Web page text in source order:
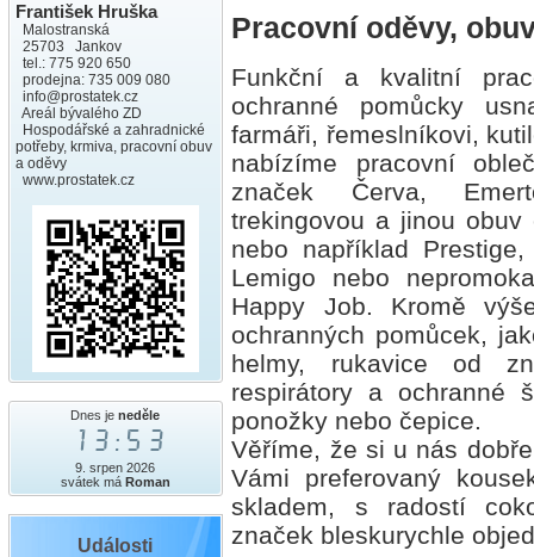
František Hruška
Malostranská
25703 Jankov
tel.: 775 920 650
prodejna: 735 009 080
info@prostatek.cz
Areál bývalého ZD
Hospodářské a zahradnické
potřeby, krmiva, pracovní obuv
a oděvy
www.prostatek.cz
Dnes jeneděle
13:53
9. srpen 2026
svátek má Roman
Události
Pracovní oděvy,
Funkční a kvalitní
ochranné pomůcky
farmáři, řemeslníkovi,
nabízíme pracovní
značek Červa,
trekingovou a jinou obuv
nebo například
Lemigo nebo
Happy Job. Kromě
ochranných pomůcek,
helmy, rukavice od
respirátory a ochranné
ponožky nebo čepice.
Věříme, že si u nás
Vámi preferovaný
skladem, s radostí
značek bleskurychle